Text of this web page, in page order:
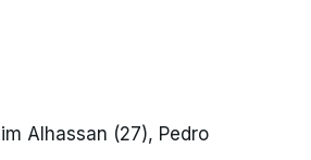
Alhassan (27), Pedro